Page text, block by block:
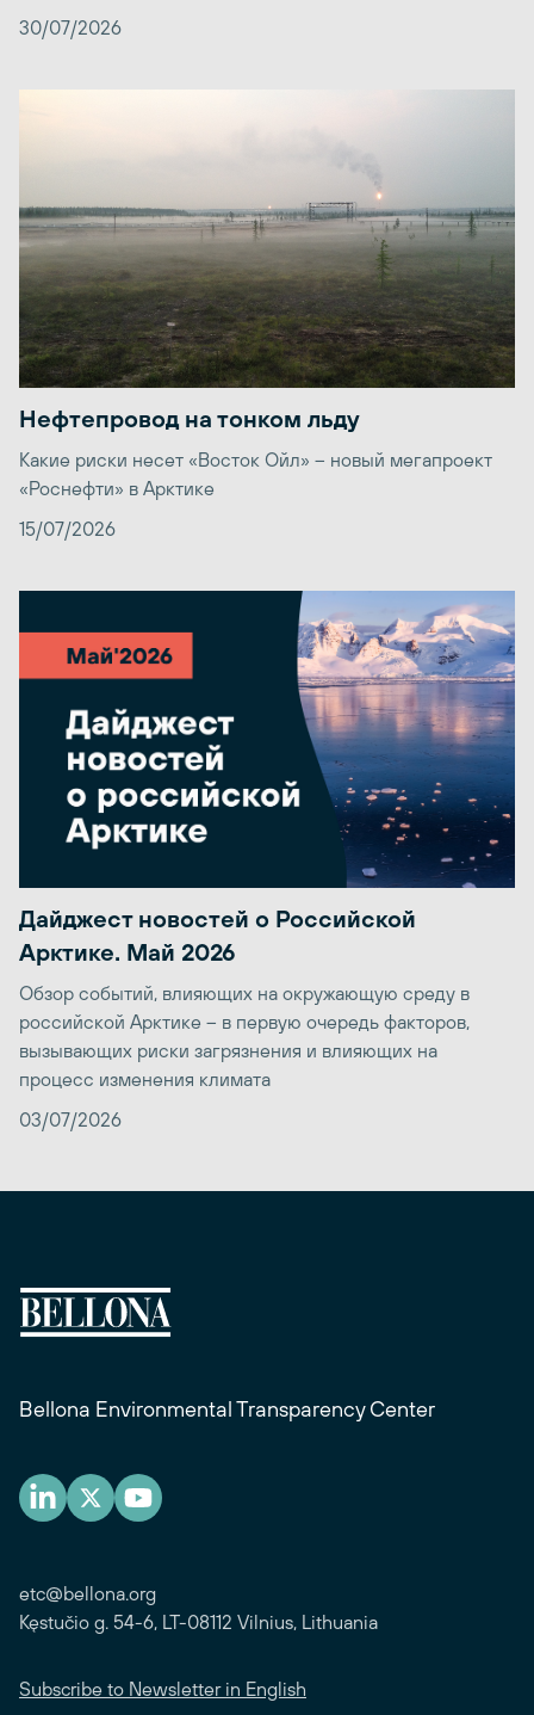
30/07/2026
Нефтепровод на тонком льду
Какие риски несет «Восток Ойл» – новый мегапроект
«Роснефти» в Арктике
15/07/2026
Дайджест новостей о Российской
Арктике. Май 2026
Обзор событий, влияющих на окружающую среду в
российской Арктике – в первую очередь факторов,
вызывающих риски загрязнения и влияющих на
процесс изменения климата
03/07/2026
Bellona Environmental Transparency Center
etc@bellona.org
Kęstučio g. 54-6, LT-08112 Vilnius, Lithuania
Subscribe to Newsletter in English